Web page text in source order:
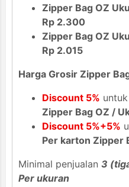
Zipper Bag OZ
Rp 2.300
Zipper Bag OZ
Rp 2.015
Harga Grosir Zipper
Discount 5%
Zipper Bag OZ /
Discount 5%+5%
Per karton Zipper
Minimal penjualan 3
Per ukuran